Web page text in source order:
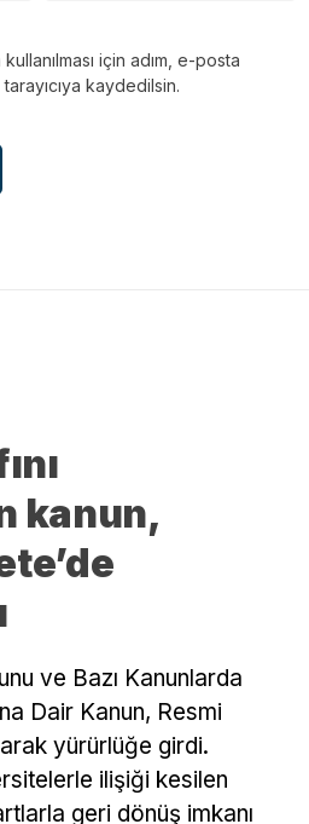
için adım, e-posta
kaydedilsin.
kanun,
ve Bazı Kanunlarda
Dair Kanun, Resmi
yürürlüğe girdi.
ilişiği kesilen
geri dönüş imkanı